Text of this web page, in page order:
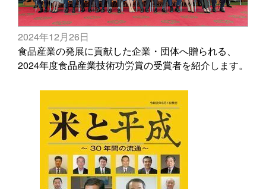
2024年12月26日
食品産業の発展に貢献した企業・団体へ贈られる、
2024年度食品産業技術功労賞の受賞者を紹介します。